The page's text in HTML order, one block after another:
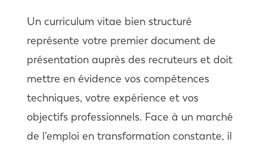
Un curriculum vitae bien structuré
représente votre premier document de
présentation auprès des recruteurs et doit
mettre en évidence vos compétences
techniques, votre expérience et vos
objectifs professionnels. Face à un marché
de l’emploi en transformation constante, il